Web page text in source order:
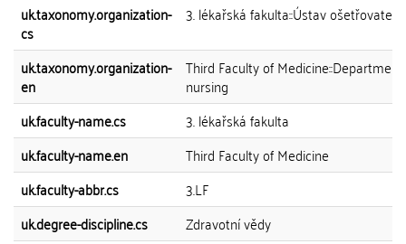
uk.taxonomy.organization-
cs
3. lékařská fakulta::Ústav
uk.taxonomy.organization-
en
Third Faculty of
nursing
uk.faculty-name.cs
3. lékařská fakulta
uk.faculty-name.en
Third Faculty of Medicine
uk.faculty-abbr.cs
3.LF
uk.degree-discipline.cs
Zdravotní vědy